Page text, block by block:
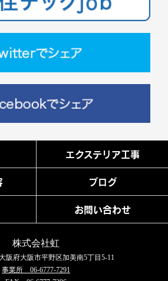
エクステリア工事
ブログ
お問い合わせ
株式会社虹
阪府大阪市平野区加美南5丁目5-11
事業所 06-6777-7291